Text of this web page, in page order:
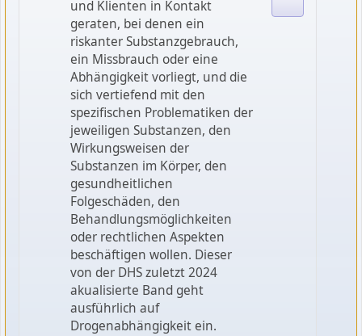
und Klienten in Kontakt
geraten, bei denen ein
riskanter Substanzgebrauch,
ein Missbrauch oder eine
Abhängigkeit vorliegt, und die
sich vertiefend mit den
spezifischen Problematiken der
jeweiligen Substanzen, den
Wirkungsweisen der
Substanzen im Körper, den
gesundheitlichen
Folgeschäden, den
Behandlungsmöglichkeiten
oder rechtlichen Aspekten
beschäftigen wollen. Dieser
von der DHS zuletzt 2024
akualisierte Band geht
ausführlich auf
Drogenabhängigkeit ein.